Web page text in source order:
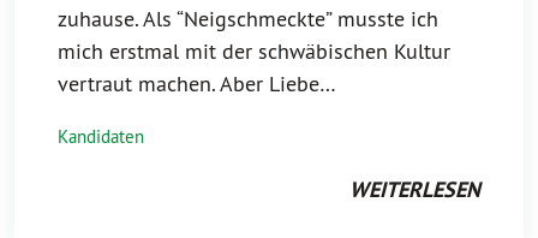
zuhause. Als “Neigschmeckte” musste ich
mich erstmal mit der schwäbischen Kultur
vertraut machen. Aber Liebe…
Kandidaten
WEITERLESEN